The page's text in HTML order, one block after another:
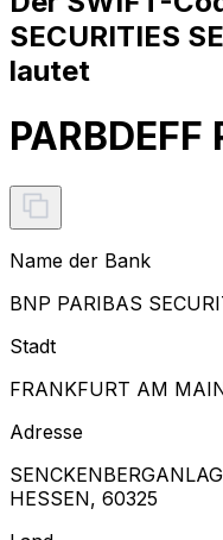
SECURITIES
lautet
PARBDEFF
Name der Bank
BNP PARIBAS
Stadt
FRANKFURT AM
Adresse
HESSEN, 60325